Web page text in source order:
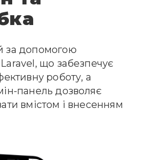
за допомогою
що забезпечує
роботу, а
панель дозволяє
вмістом і внесенням